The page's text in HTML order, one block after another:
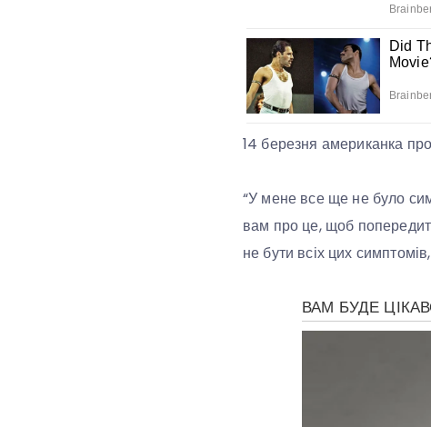
14 березня американка
“У мене все ще не було
вам про це, щоб
не бути всіх цих